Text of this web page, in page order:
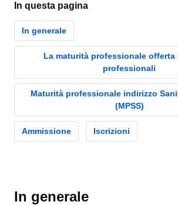
In questa pagina
In generale
La maturità professionale offerta
professionali
Maturità professionale indirizzo
(MPSS)
Ammissione Iscrizioni
In generale